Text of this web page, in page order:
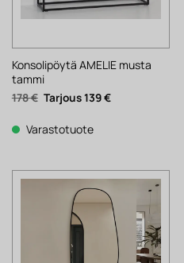
Konsolipöytä AMELIE musta
tammi
178€ Alkuperäinen
hinta
178 €.
139€Nykyinen
Varastotuote